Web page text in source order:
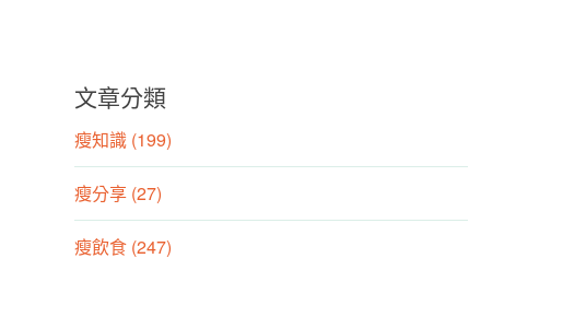
文章分類
瘦知識 (199)
瘦分享 (27)
瘦飲食 (247)